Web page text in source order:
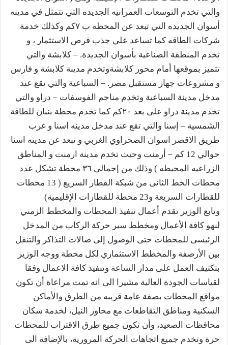
والتي تخدم التوسعات العمرانيه الجديده التي تتمثل في مدينه
أسوان الجديده التي تبعد عن المحطه ب ٧كم وكذلك خدمة
شركات الطاقه كما تساعد علي جذب فرص الاستثمار ، و
تخدم المنطقة الصناعية بأسوان الجديدة. – كلابشة والتي
تتميز بموقعها أمام محور كلابشةوتخدم مدينة كلابشة و فارس
و مشروعات جهاز مستقبل مصر. – السباعية والتي تقع عند
مدخل مدينة السباعية وتخدم مناجم الفوسفات – دراو والتي
تخدم مدينة دراو على بعد ٢٠كم كما تخدم محطة بنبان للطاقة
الشمسية – إسنا والتي تقع عند مدخل مدينه اسنا و غرب
طريق الاقصر اسوان الصحراوي الغربي و تبعد عن مدينه اسنا
حوالي 12 كم – أرمنت وحيث تخدم مدينة ارمنت و المناطق
الزراعيه المحيطه ) وذلك من إجمالى ٣٦ محطة تشكل عدد
محطات الخط الثانى من شبكة القطار السريع ( 13 محطات
للقطارات السريعة و23 محطة للقطارات الإقليمية)
وتابع الوزير تقدم أعمال تنفيذ المحطات والمخطط الزمني
لنهو كافة الأعمال ومخطط سير حركة الركاب من المدخل
الرئيسى للمحطات حتى الوصول إلى صالات التذاكر والتنقل
بين الأرصفة والمخطط الاستثماري لكل محطة ووجه الوزير
بتكثيف العمل على مدار الساعة وتنفيذ كافة الاعمال وفقا
لقياسات الجودة العالية مشيرا الى انه تمت مراعاة أن تكون
مواقع المحطات بصفة عامة قريبه من الطرق والأماكن
السكنية ومناطق التقاطعات مع محاور النيل، لخدمة سكان
محافظات الصعيد، وأن تكون جميع طرق الاقتراب للمحطات
حرة وتخدم جميع اتجاهات الحركة المرورية، بالإضافة الى